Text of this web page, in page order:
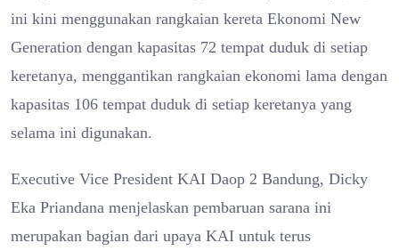
ini kini menggunakan rangkaian kereta Ekonomi New
Generation dengan kapasitas 72 tempat duduk di setiap
keretanya, menggantikan rangkaian ekonomi lama dengan
kapasitas 106 tempat duduk di setiap keretanya yang
selama ini digunakan.
Executive Vice President KAI Daop 2 Bandung, Dicky
Eka Priandana menjelaskan pembaruan sarana ini
merupakan bagian dari upaya KAI untuk terus